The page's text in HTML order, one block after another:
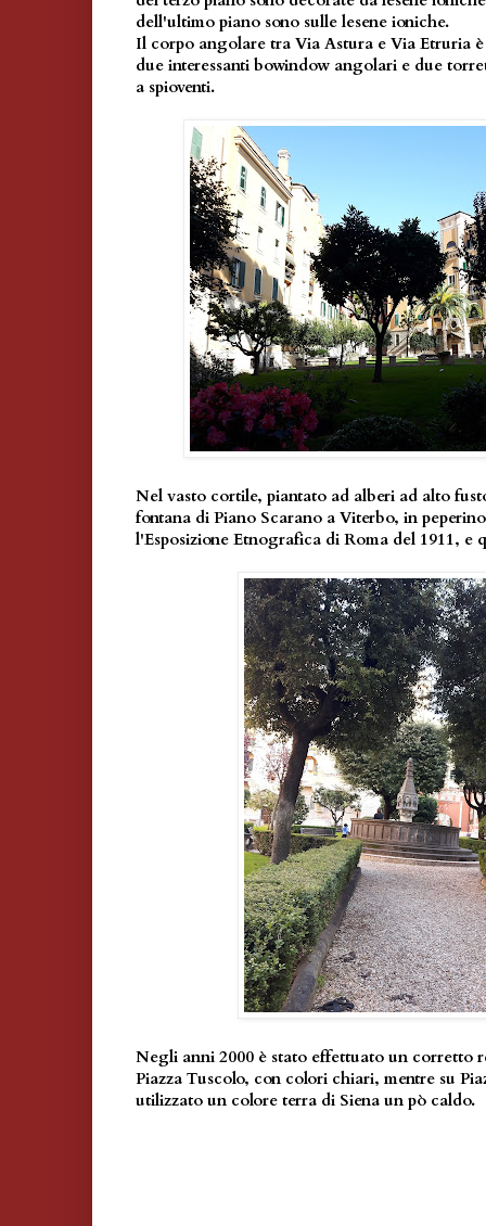
dell'ultimo piano sono sulle lesene ioniche.
Il corpo angolare tra Via Astura e Via Etruria
due interessanti bowindow angolari e due
a spioventi.
Nel vasto cortile, piantato ad alberi ad alto
fontana di Piano Scarano a Viterbo, in
l'Esposizione Etnografica di Roma del 1911, e
Negli anni 2000 è stato effettuato un corretto
Piazza Tuscolo, con colori chiari, mentre su
utilizzato un colore terra di Siena un pò caldo.